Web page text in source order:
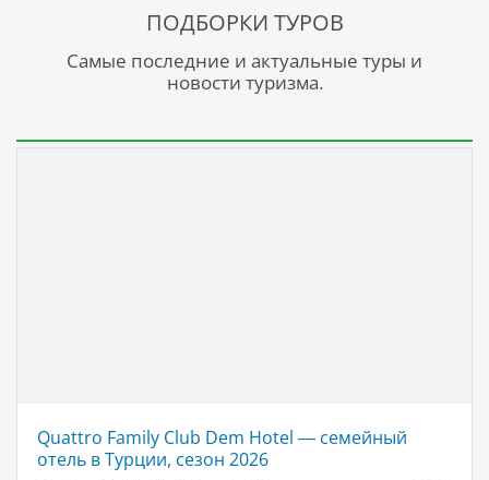
ПОДБОРКИ ТУРОВ
Самые последние и актуальные туры и
новости туризма.
Quattro Family Club Dem Hotel — семейный
отель в Турции, сезон 2026